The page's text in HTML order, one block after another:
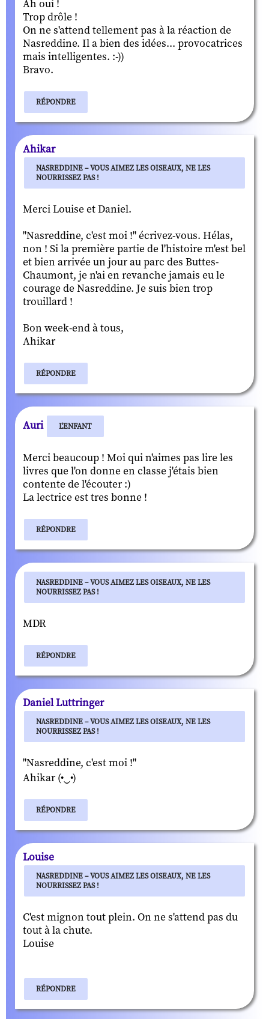
Ah oui !
Trop drôle !
On ne s'attend tellement pas à la réaction de
Nasreddine. Il a bien des idées... provocatrices
mais intelligentes. :-))
Bravo.
RÉPONDRE
Ahikar
NASREDDINE – VOUS AIMEZ LES OISEAUX, NE LES
NOURRISSEZ PAS !
Merci Louise et Daniel.
"Nasreddine, c'est moi !" écrivez-vous. Hélas,
non ! Si la première partie de l'histoire m'est bel
et bien arrivée un jour au parc des Buttes-
Chaumont, je n'ai en revanche jamais eu le
courage de Nasreddine. Je suis bien trop
trouillard !
Bon week-end à tous,
Ahikar
RÉPONDRE
Auri L'ENFANT
Merci beaucoup ! Moi qui n'aimes pas lire les
livres que l'on donne en classe j'étais bien
contente de l'écouter :)
La lectrice est tres bonne !
RÉPONDRE
NASREDDINE – VOUS AIMEZ LES OISEAUX, NE LES
NOURRISSEZ PAS !
MDR
RÉPONDRE
Daniel Luttringer
NASREDDINE – VOUS AIMEZ LES OISEAUX, NE LES
NOURRISSEZ PAS !
"Nasreddine, c'est moi !"
Ahikar (•‿•)
RÉPONDRE
Louise
NASREDDINE – VOUS AIMEZ LES OISEAUX, NE LES
NOURRISSEZ PAS !
C'est mignon tout plein. On ne s'attend pas du
tout à la chute.
Louise
RÉPONDRE